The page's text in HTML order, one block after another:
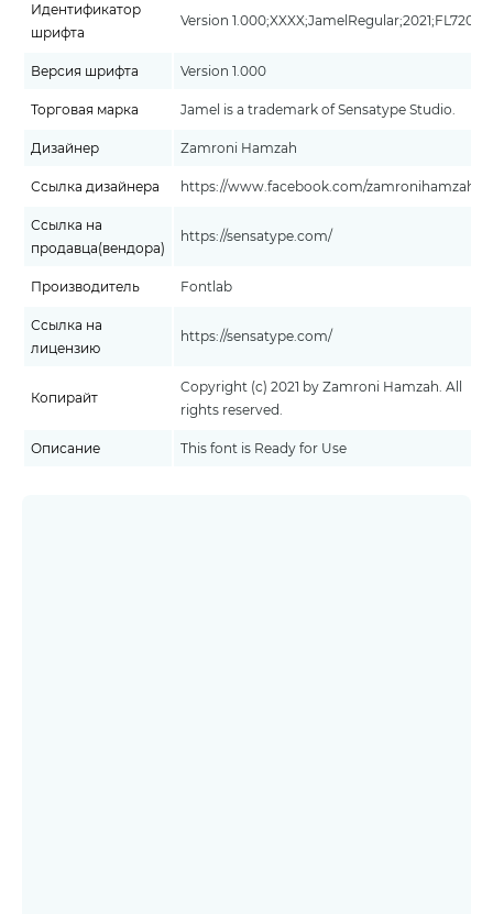
Идентификатор
шрифта
Version 1.000;XXXX;JamelRegular;2021;FL720
Версия шрифта Version 1.000
Торговая марка Jamel is a trademark of Sensatype Studio.
Дизайнер Zamroni Hamzah
Ссылка дизайнера https://www.facebook.com/zamronihamzah/
Ссылка на
продавца(вендора)
https://sensatype.com/
Производитель Fontlab
Ссылка на
лицензию
https://sensatype.com/
Копирайт
Copyright (c) 2021 by Zamroni Hamzah. All
rights reserved.
Описание This font is Ready for Use